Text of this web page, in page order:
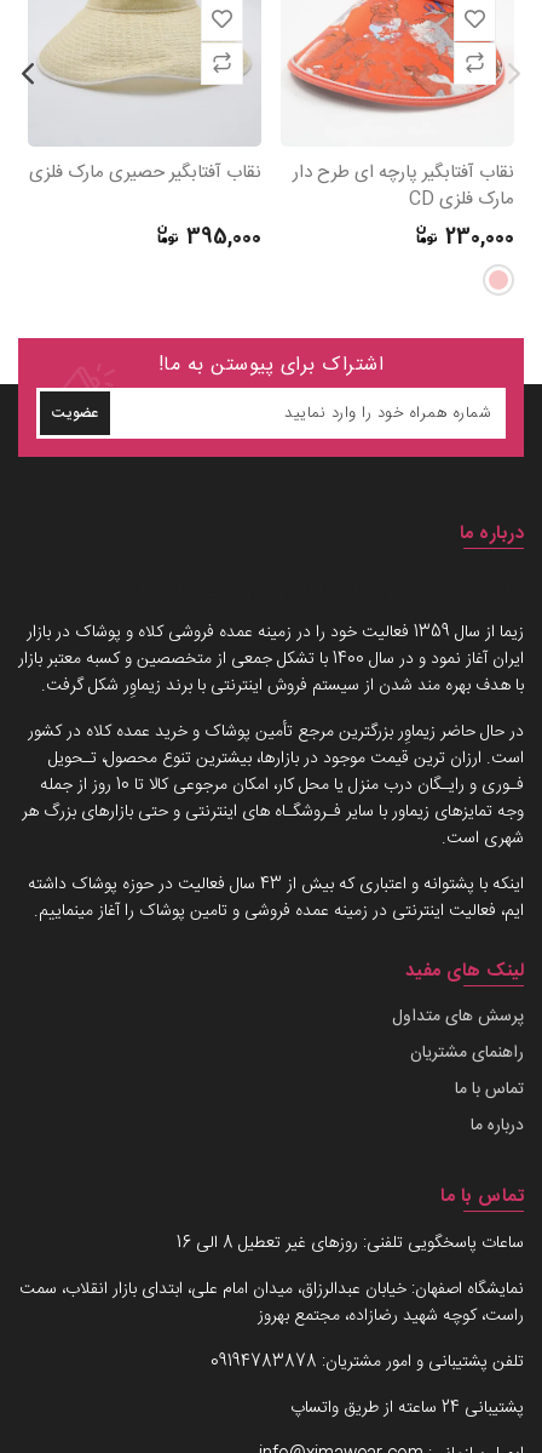
نقاب آفتابگیر پارچه ای طرح دار
مارک فلزی CD
230,000
نقاب آفتابگیر حصیری مارک فلزی
395,000
اشتراک برای پیوستن به ما!
عضویت
درباره ما
زیما از سال 1359 فعالیت خود را در زمینه عمده فروشی کلاه و پوشاک در بازار
ایران آغاز نمود و در سال 1400 با تشکل جمعی از متخصصین و کسبه معتبر بازار
با هدف بهره مند شدن از سیستم فروش اینترنتی با برند زیماوِر شکل گرفت.
در حال حاضر زیماوِر بزرگترین مرجع تأمین پوشاک و خرید عمده کلاه در کشور
است. ارزان ترین قیمت موجود در بازارها، بیشترین تنوع محصول، تـحویل
فـوری و رایـگان درب منزل یا محل کار، امکان مرجوعی کالا تا 10 روز از جمله
وجه تمایزهای زیماور با سایر فـروشگـاه های اینترنتی و حتی بازارهای بزرگ هر
شهری است.
اینکه با پشتوانه و اعتباری که بیش از 43 سال فعالیت در حوزه پوشاک داشته
ایم، فعالیت اینترنتی در زمینه عمده فروشی و تامین پوشاک را آغاز مینماییم.
لینک های مفید
پرسش های متداول
راهنمای مشتریان
تماس با ما
درباره ما
تماس با ما
ساعات پاسخگویی تلفنی: روزهای غیر تعطیل 8 الی 16
نمایشگاه اصفهان: خیابان عبدالرزاق، میدان امام علی، ابتدای بازار انقلاب، سمت
راست، کوچه شهید رضازاده، مجتمع بهروز
تلفن پشتیبانی و امور مشتریان: 09194783878
پشتیبانی 24 ساعته از طریق واتساپ